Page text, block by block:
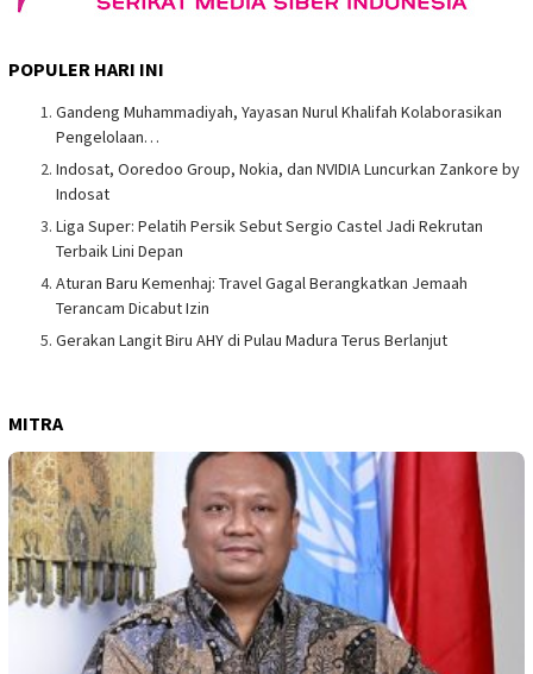
POPULER HARI INI
Gandeng Muhammadiyah, Yayasan Nurul Khalifah Kolaborasikan
Pengelolaan…
Indosat, Ooredoo Group, Nokia, dan NVIDIA Luncurkan Zankore by
Indosat
Liga Super: Pelatih Persik Sebut Sergio Castel Jadi Rekrutan
Terbaik Lini Depan
Aturan Baru Kemenhaj: Travel Gagal Berangkatkan Jemaah
Terancam Dicabut Izin
Gerakan Langit Biru AHY di Pulau Madura Terus Berlanjut
MITRA